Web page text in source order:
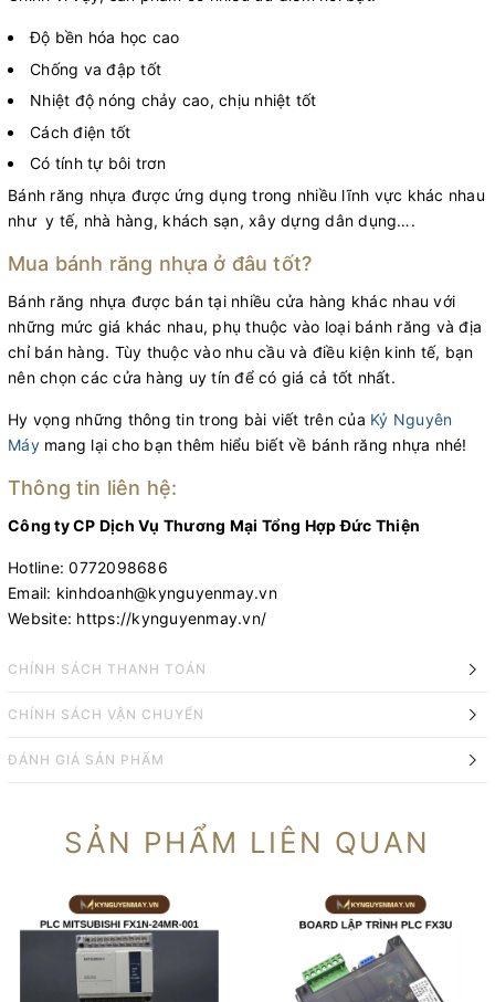
Độ bền hóa học cao
Chống va đập tốt
Nhiệt độ nóng chảy cao, chịu nhiệt tốt
Cách điện tốt
Có tính tự bôi trơn
Bánh răng nhựa được ứng dụng trong nhiều lĩnh vực khác nhau
như y tế, nhà hàng, khách sạn, xây dựng dân dụng….
Mua bánh răng nhựa ở đâu tốt?
Bánh răng nhựa được bán tại nhiều cửa hàng khác nhau với
những mức giá khác nhau, phụ thuộc vào loại bánh răng và địa
chỉ bán hàng. Tùy thuộc vào nhu cầu và điều kiện kinh tế, bạn
nên chọn các cửa hàng uy tín để có giá cả tốt nhất.
Hy vọng những thông tin trong bài viết trên của Kỷ Nguyên
Máymang lại cho bạn thêm hiểu biết về bánh răng nhựa nhé!
Thông tin liên hệ:
Công ty CP Dịch Vụ Thương Mại Tổng Hợp Đức Thiện
Hotline: 0772098686
Email: kinhdoanh@kynguyenmay.vn
Website: https://kynguyenmay.vn/
CHÍNH SÁCH THANH TOÁN
CHÍNH SÁCH VẬN CHUYỂN
ĐÁNH GIÁ SẢN PHẨM
SẢN PHẨM LIÊN QUAN